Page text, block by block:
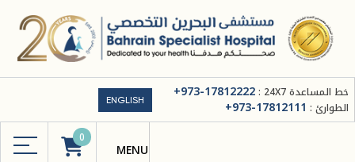
خط المساعدة 24X7 : +973-17812222
الطوارئ : +973-17812111
ENGLISH
0